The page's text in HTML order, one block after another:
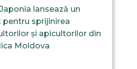
Japonia lansează un
pentru sprijinirea
și apicultorilor din
Moldova